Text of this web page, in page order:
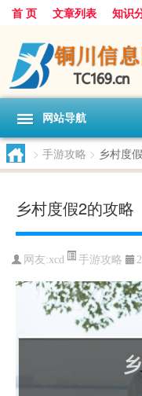
首 页 文章列表 知识
网站导航
> 手游攻略 > 乡村度
乡村度假2的攻略
网友:xcd 手游攻略